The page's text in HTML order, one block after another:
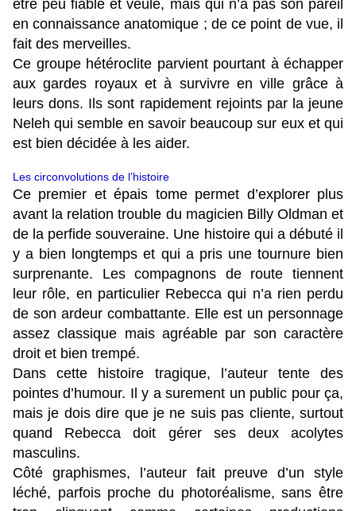
être peu fiable et veule, mais qui n’a pas son pareil
en connaissance anatomique ; de ce point de vue, il
fait des merveilles.
Ce groupe hétéroclite parvient pourtant à échapper
aux gardes royaux et à survivre en ville grâce à
leurs dons. Ils sont rapidement rejoints par la jeune
Neleh qui semble en savoir beaucoup sur eux et qui
est bien décidée à les aider.
Les circonvolutions de l’histoire
Ce premier et épais tome permet d’explorer plus
avant la relation trouble du magicien Billy Oldman et
de la perfide souveraine. Une histoire qui a débuté il
y a bien longtemps et qui a pris une tournure bien
surprenante. Les compagnons de route tiennent
leur rôle, en particulier Rebecca qui n’a rien perdu
de son ardeur combattante. Elle est un personnage
assez classique mais agréable par son caractère
droit et bien trempé.
Dans cette histoire tragique, l’auteur tente des
pointes d’humour. Il y a surement un public pour ça,
mais je dois dire que je ne suis pas cliente, surtout
quand Rebecca doit gérer ses deux acolytes
masculins.
Côté graphismes, l’auteur fait preuve d’un style
léché, parfois proche du photoréalisme, sans être